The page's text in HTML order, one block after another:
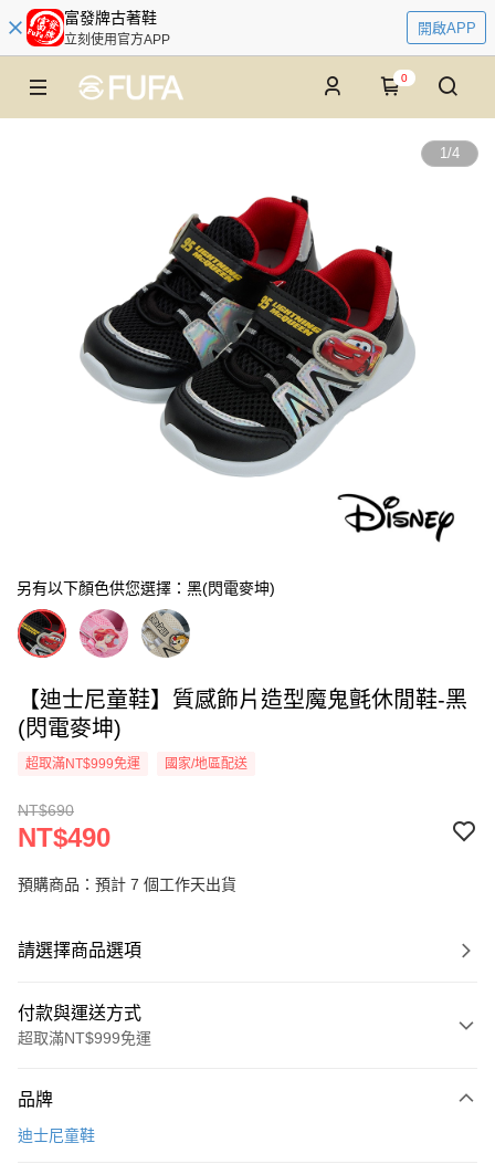
富發牌古著鞋
立刻使用官方APP
開啟APP
0
1/4
另有以下顏色供您選擇：黑(閃電麥坤)
【迪士尼童鞋】質感飾片造型魔鬼氈休閒鞋-黑
(閃電麥坤)
超取滿NT$999免運 國家/地區配送
NT$690
NT$490
預購商品：預計 7 個工作天出貨
請選擇商品選項
付款與運送方式
超取滿NT$999免運
信用卡一次付款
品牌
迪士尼童鞋